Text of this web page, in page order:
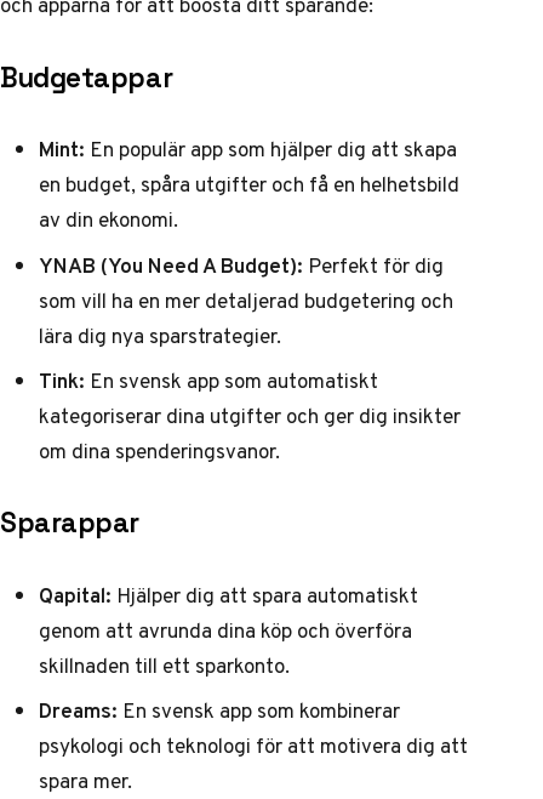
Budgetappar
Mint: En populär app som hjälper dig att skapa
en budget, spåra utgifter och få en helhetsbild
av din ekonomi.
YNAB (You Need A Budget): Perfekt för dig
som vill ha en mer detaljerad budgetering och
lära dig nya sparstrategier.
Tink: En svensk app som automatiskt
kategoriserar dina utgifter och ger dig insikter
om dina spenderingsvanor.
Sparappar
Qapital: Hjälper dig att spara automatiskt
genom att avrunda dina köp och överföra
skillnaden till ett sparkonto.
Dreams: En svensk app som kombinerar
psykologi och teknologi för att motivera dig att
spara mer.